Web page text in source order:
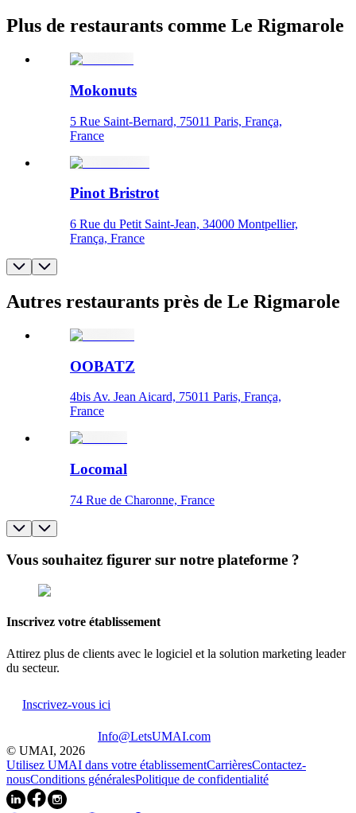
Plus de restaurants comme Le Rigmarole
Mokonuts
5 Rue Saint-Bernard, 75011 Paris, França,
France
Pinot Bristrot
6 Rue du Petit Saint-Jean, 34000 Montpellier,
França, France
Autres restaurants près de Le Rigmarole
OOBATZ
4bis Av. Jean Aicard, 75011 Paris, França,
France
Locomal
74 Rue de Charonne, France
Vous souhaitez figurer sur notre plateforme ?
Inscrivez votre établissement
Attirez plus de clients avec le logiciel et la solution marketing leader
du secteur.
Inscrivez-vous ici
Info@LetsUMAI.com
© UMAI, 2026
Utilisez UMAI dans votre établissementCarrièresContactez-
nousConditions généralesPolitique de confidentialité